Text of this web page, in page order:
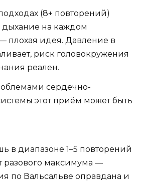
(8+ повторений)
дыхание на каждом
плохая идея. Давление в
риск головокружения
реален.
сердечно-
этот приём может быть
в диапазоне 1–5 повторений
разового максимума —
по Вальсальве оправдана и